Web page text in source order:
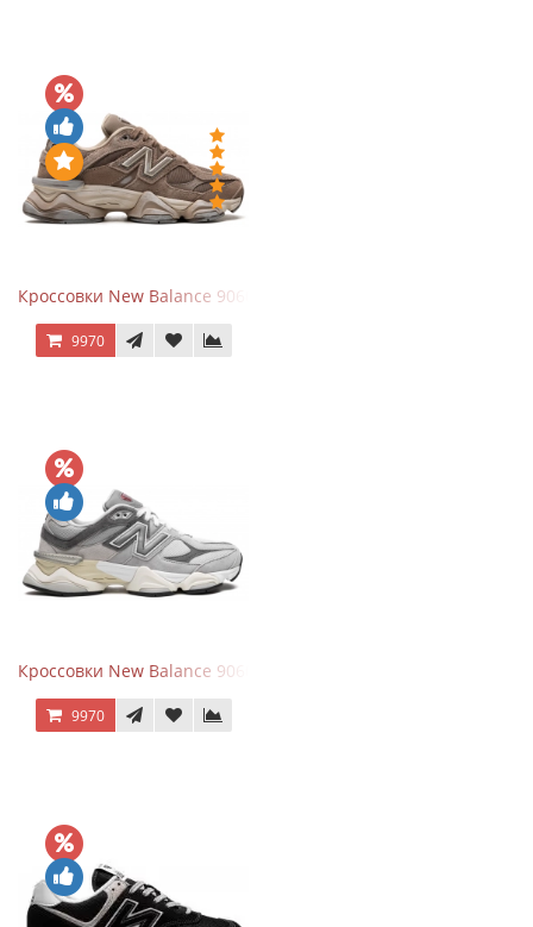
Кроссовки New Balance 9060 Mushroom
9970
Кроссовки New Balance 9060 Rain Cloud Grey
9970